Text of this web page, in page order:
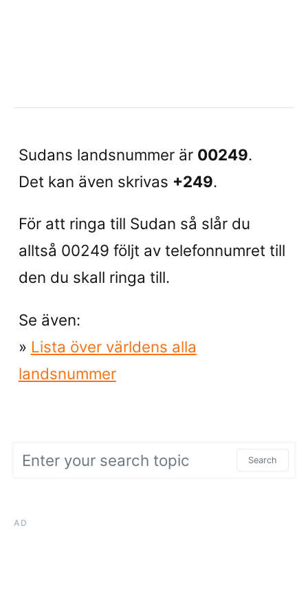
Sudans landsnummer är 00249.
Det kan även skrivas +249.
För att ringa till Sudan så slår du
alltså 00249 följt av telefonnumret till
den du skall ringa till.
Se även:
» Lista över världens alla
landsnummer
Search
AD